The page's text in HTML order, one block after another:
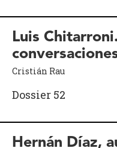
Luis
Cristián Rau
Dossier 52
Hernán Díaz,